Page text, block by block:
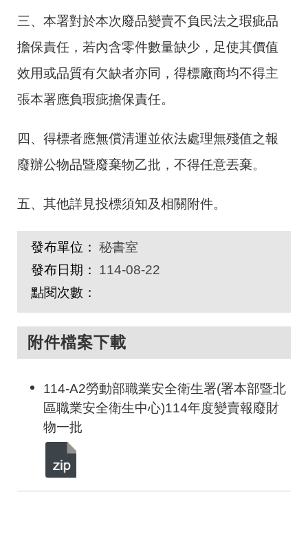
三、本署對於本次廢品變賣不負民法之瑕疵品
擔保責任，若內含零件數量缺少，足使其價值
效用或品質有欠缺者亦同，得標廠商均不得主
張本署應負瑕疵擔保責任。
四、得標者應無償清運並依法處理無殘值之報
廢辦公物品暨廢棄物乙批，不得任意丟棄。
五、其他詳見投標須知及相關附件。
發布單位： 秘書室
發布日期：
114-08-22
點閱次數：
附件檔案下載
114-A2勞動部職業安全衛生署(署本部暨北
區職業安全衛生中心)114年度變賣報廢財
物一批